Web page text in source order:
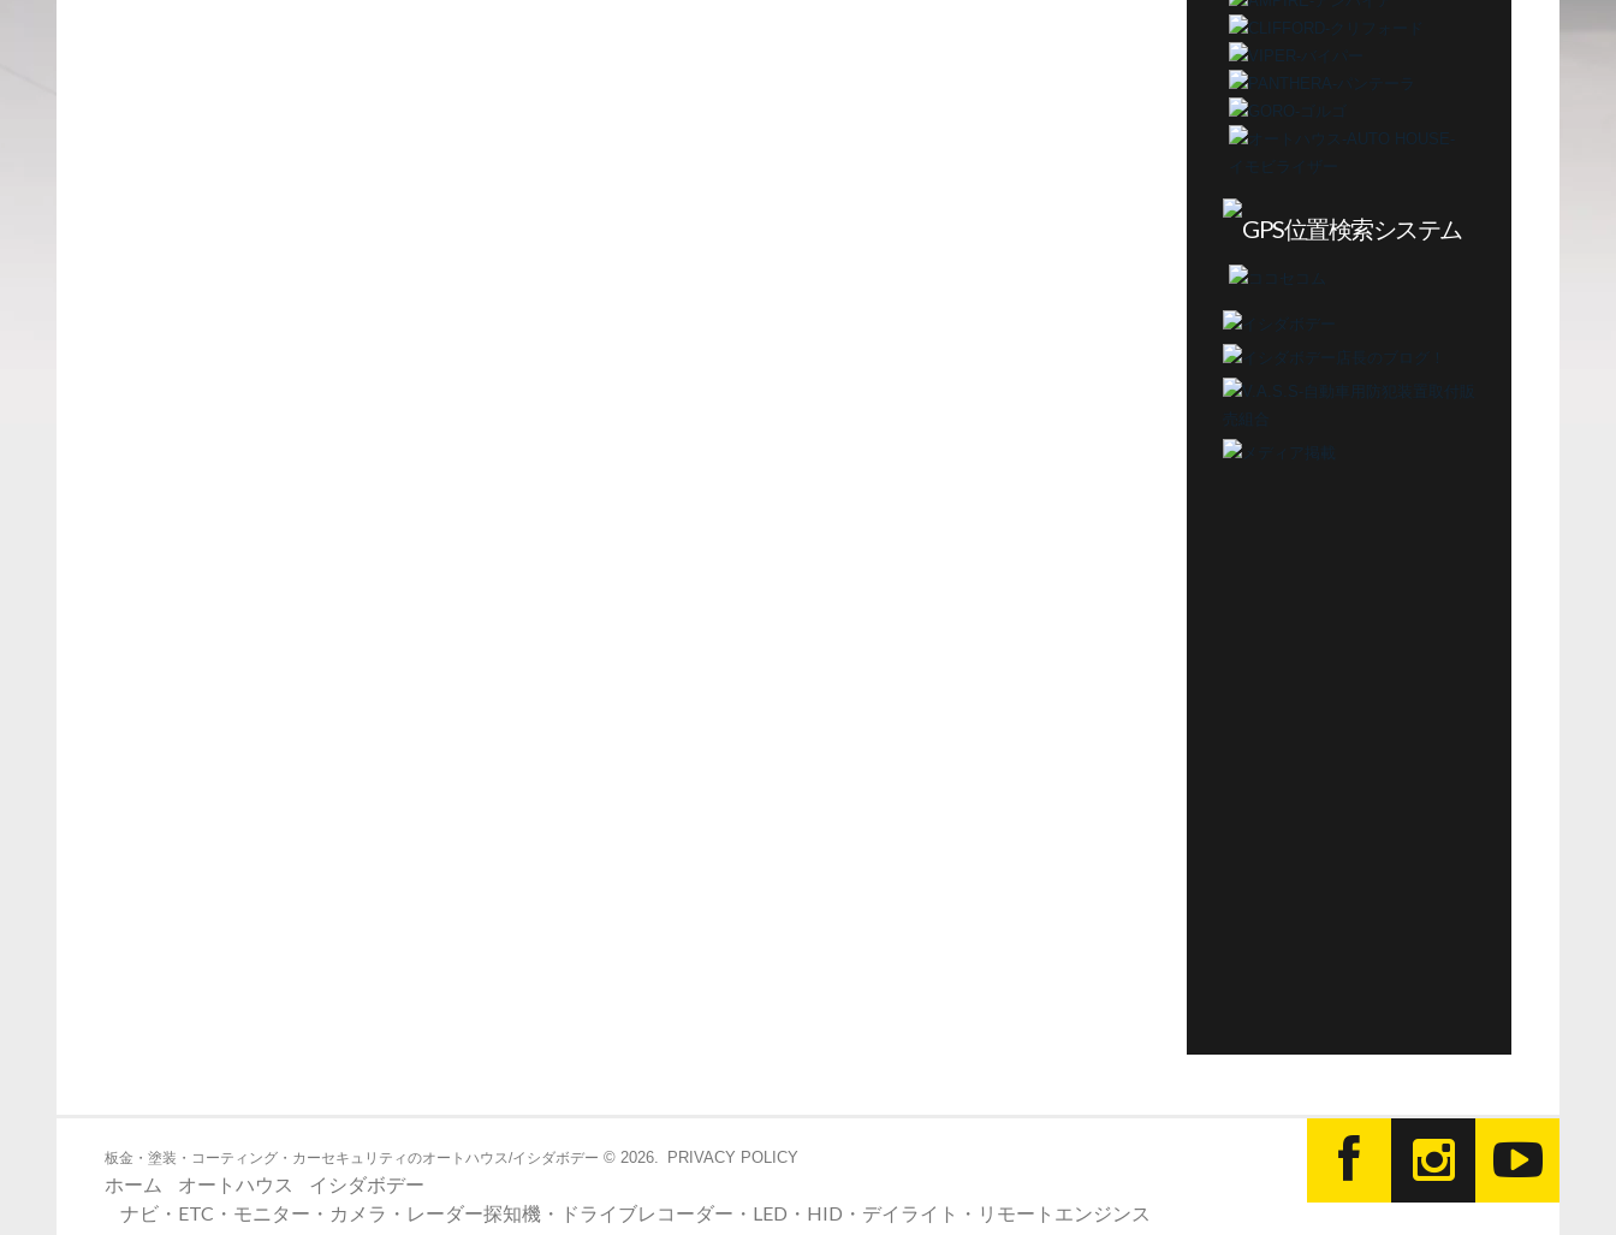
板金・塗装・コーティング・カーセキュリティのオートハウス/イシダボデー © 2026. PRIVACY POLICY
ホーム オートハウス
イシダボデー
ナビ・ETC・モニター・カメラ・レーダー探知機・ドライブレコーダー・LED・HID・デイライト・リモートエンジンス